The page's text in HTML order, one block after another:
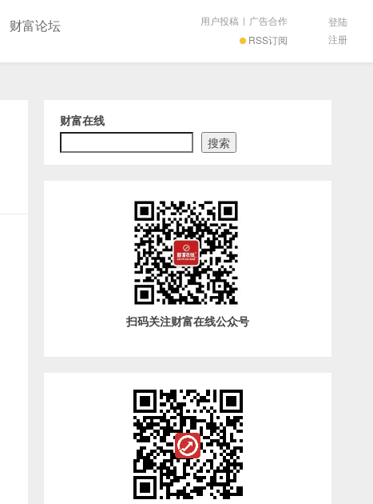
财富论坛
RSS订阅
用户投稿 | 广告合作
登陆
注册
财富在线
搜索
扫码关注财富在线公众号